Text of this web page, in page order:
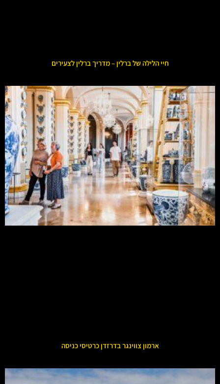
חיי הלילה של ברלין – מדריך ברלין לצעירים
ארמון צווינגר בדרזדן כרטיסי כניסה